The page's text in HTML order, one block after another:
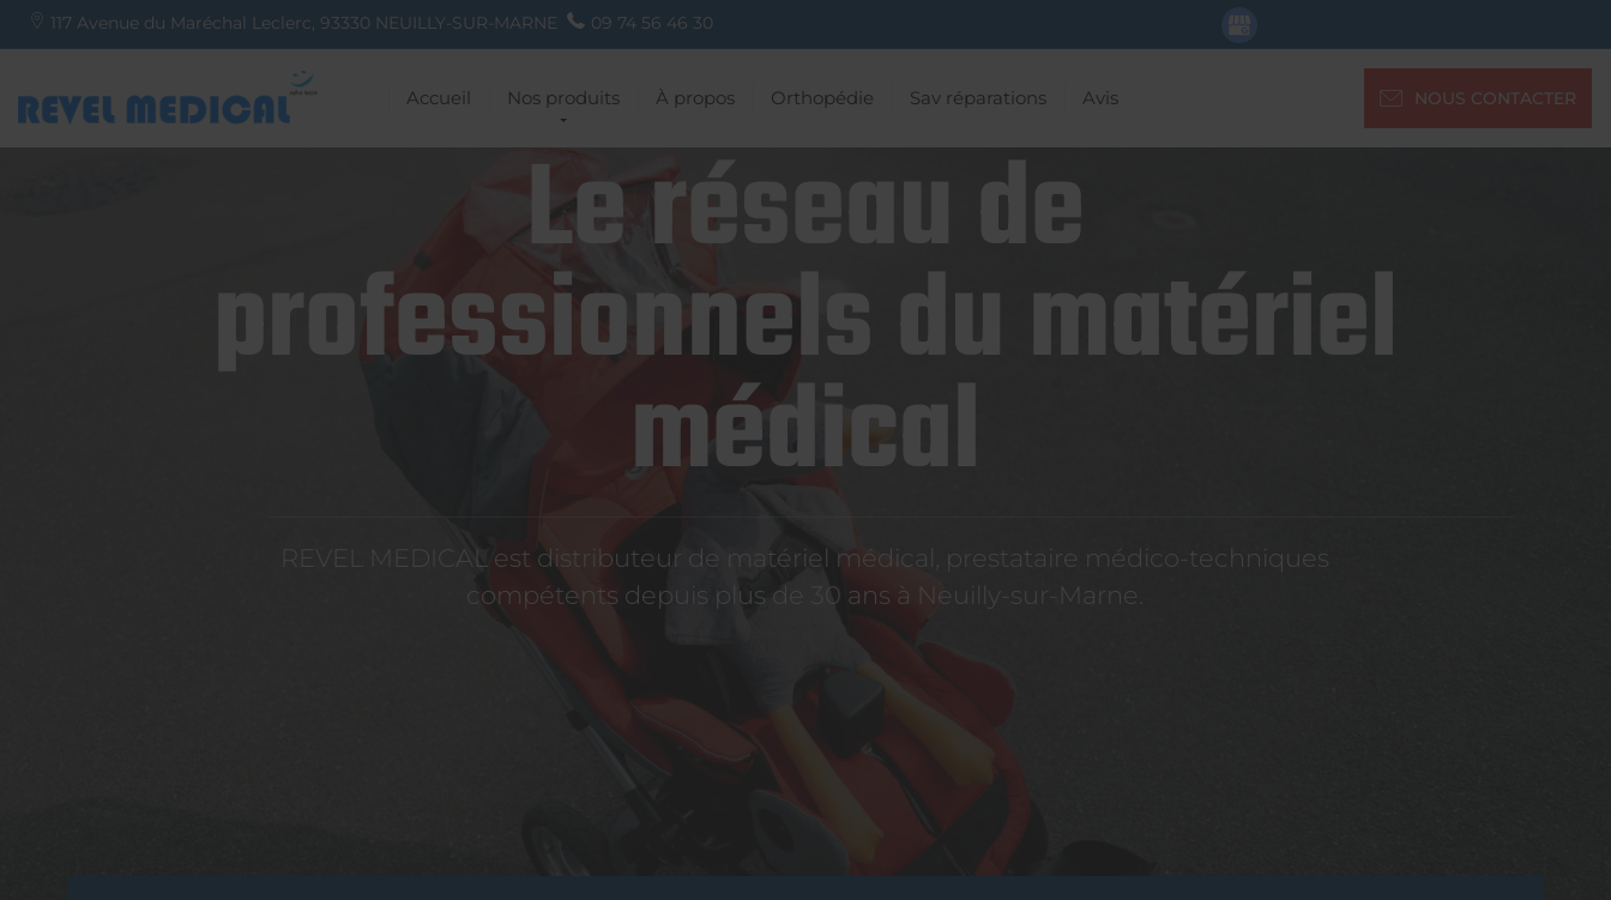
117 Avenue du Maréchal Leclerc, 93330 NEUILLY-SUR-MARNE 09 74 56 46 30
Accueil Nos produits À propos Orthopédie Sav réparations Avis NOUS CONTACTER
Le réseau de
professionnels du matériel
médical
REVEL MEDICAL est distributeur de matériel médical, prestataire médico-techniques
compétents depuis plus de 30 ans à Neuilly-sur-Marne.